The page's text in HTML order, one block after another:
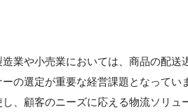
業や小売業においては、商品の配送
の選定が重要な経営課題となってい
、顧客のニーズに応える物流ソリュ